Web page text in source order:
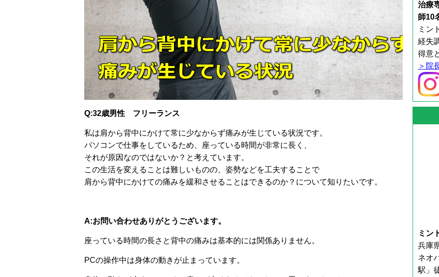
Q:32歳男性 フリーランス
私は肩から背中にかけて常に少なからず痛みが生じている状況です。
パソコンで仕事をしているため、座っている時間が非常に長く、
それが原因なのではないか？と考えています。
この生活を変えることは難しいものの、姿勢などを工夫することで
肩から背中にかけての痛みを緩和させることはできるのか？について知りたいです。
A:お問い合わせありがとうございます。
座っている時間の長さと背中の痛みは基本的には関係ありません。
PCの操作中は身体の動きが止まっています。
治療
師10
ミン
経失
得意
＞院
ミン
兵庫
ネオ
駅」